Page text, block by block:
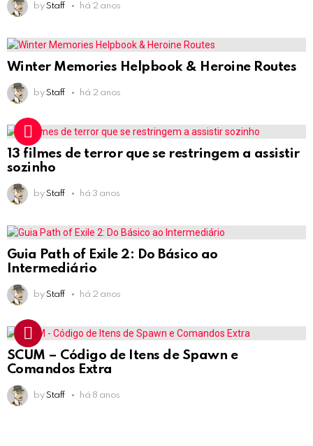
by Staff há 2 anos
Winter Memories Helpbook & Heroine Routes
by Staff há 2 anos
13 filmes de terror que se restringem a assistir
sozinho
by Staff há 3 anos
Guia Path of Exile 2: Do Básico ao
Intermediário
by Staff há 2 anos
SCUM – Código de Itens de Spawn e
Comandos Extra
by Staff há 8 anos